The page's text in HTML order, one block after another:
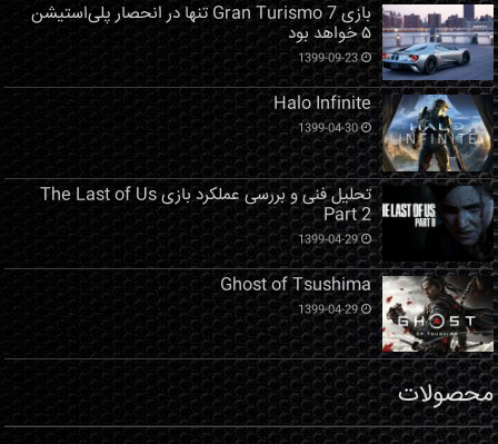
بازی Gran Turismo 7 تنها در انحصار پلی‌استیشن
۵ خواهد بود
1399-09-23
Halo Infinite
1399-04-30
تحلیل فنی و بررسی عملکرد بازی The Last of Us
Part 2
1399-04-29
Ghost of Tsushima
1399-04-29
محصولات